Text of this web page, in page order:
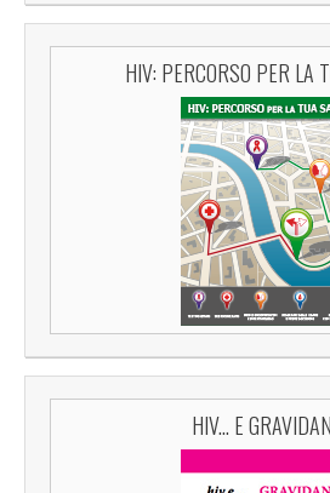
HIV: PERCORSO PER LA
HIV... E